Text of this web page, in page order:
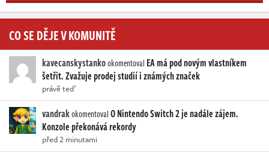
CO SE DĚJE V KOMUNITĚ
kavecanskystankookomentoval EA má pod novým vlastníkem
šetřit. Zvažuje prodej studií i známých značek
právě teď
vandrakokomentovalO Nintendo Switch 2 je nadále zájem.
Konzole překonává rekordy
před 2 minutami